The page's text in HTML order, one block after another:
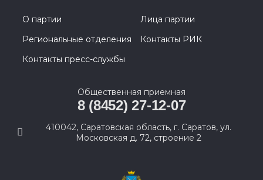
О партии
Лица партии
Региональные отделения
Контакты РИК
Контакты пресс-службы
Общественная приемная
8 (8452) 27-12-07
410042, Саратовская область, г. Саратов, ул.
Московская д. 72, строение 2